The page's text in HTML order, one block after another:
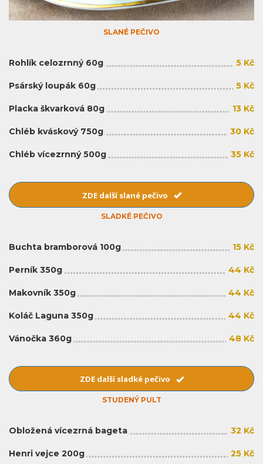
SLANÉ PEČIVO
Rohlík celozrnný 60g 5 Kč
Psárský loupák 60g 5 Kč
Placka škvarková 80g 13 Kč
Chléb kváskový 750g 30 Kč
Chléb vícezrnný 500g 35 Kč
ZDE další slané pečivo
SLADKÉ PEČIVO
Buchta bramborová 100g 15 Kč
Perník 350g 44 Kč
Makovník 350g 44 Kč
Koláč Laguna 350g 44 Kč
Vánočka 360g 48 Kč
ZDE další sladké pečivo
STUDENÝ PULT
Obložená vícezrná bageta 32 Kč
Henri vejce 200g 25 Kč